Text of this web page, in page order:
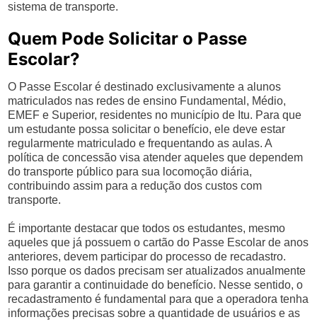
sistema de transporte.
Quem Pode Solicitar o Passe
Escolar?
O Passe Escolar é destinado exclusivamente a alunos
matriculados nas redes de ensino Fundamental, Médio,
EMEF e Superior, residentes no município de Itu. Para que
um estudante possa solicitar o benefício, ele deve estar
regularmente matriculado e frequentando as aulas. A
política de concessão visa atender aqueles que dependem
do transporte público para sua locomoção diária,
contribuindo assim para a redução dos custos com
transporte.
É importante destacar que todos os estudantes, mesmo
aqueles que já possuem o cartão do Passe Escolar de anos
anteriores, devem participar do processo de recadastro.
Isso porque os dados precisam ser atualizados anualmente
para garantir a continuidade do benefício. Nesse sentido, o
recadastramento é fundamental para que a operadora tenha
informações precisas sobre a quantidade de usuários e as